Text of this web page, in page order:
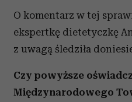
O komentarz w tej
ekspertkę dietetyczkę
z uwagą śledziła
Czy powyższe
Międzynarodowego